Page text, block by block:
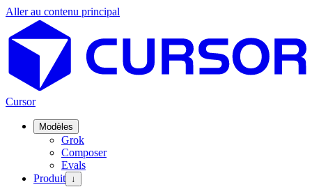
Aller au contenu principal
Cursor
Modèles
Grok
Composer
Evals
Produit ↓